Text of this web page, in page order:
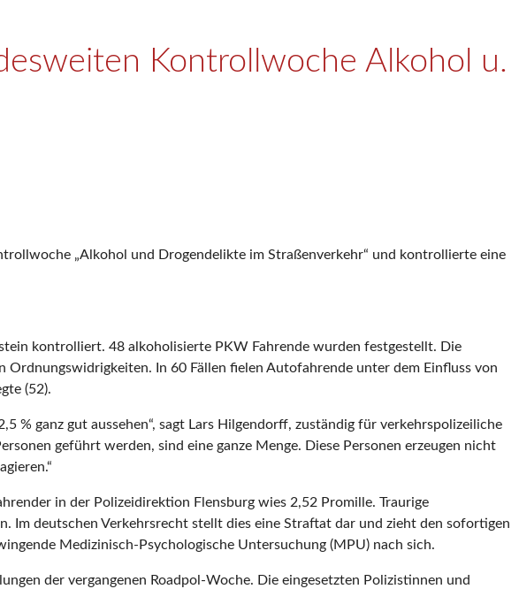
Kontrollwoche Alkohol u.
„Alkohol und Drogendelikte im Straßenverkehr“ und kontrollierte eine
kontrolliert. 48 alkoholisierte PKW Fahrende wurden festgestellt. Die
In 60 Fällen fielen Autofahrende unter dem Einfluss von
(52).
% ganz gut aussehen“, sagt Lars Hilgendorff, zuständig für verkehrspolizeiliche
geführt werden, sind eine ganze Menge. Diese Personen erzeugen nicht
in der Polizeidirektion Flensburg wies 2,52 Promille. Traurige
Im deutschen Verkehrsrecht stellt dies eine Straftat dar und zieht den sofortigen
Medizinisch-Psychologische Untersuchung (MPU) nach sich.
der vergangenen Roadpol-Woche. Die eingesetzten Polizistinnen und